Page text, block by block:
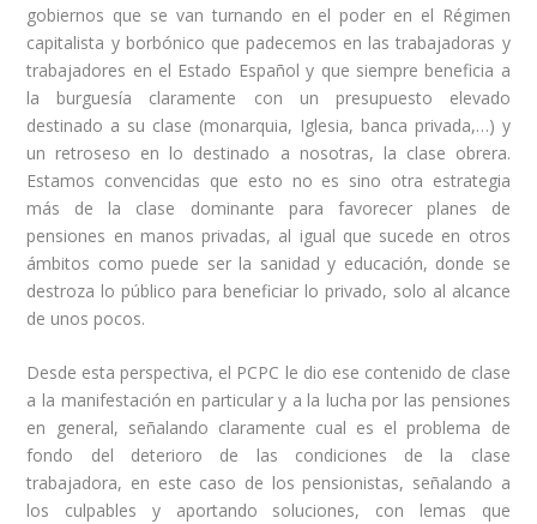
gobiernos que se van turnando en el poder en el Régimen
capitalista y borbónico que padecemos en las trabajadoras y
trabajadores en el Estado Español y que siempre beneficia a
la burguesía claramente con un presupuesto elevado
destinado a su clase (monarquia, Iglesia, banca privada,…) y
un retroseso en lo destinado a nosotras, la clase obrera.
Estamos convencidas que esto no es sino otra estrategia
más de la clase dominante para favorecer planes de
pensiones en manos privadas, al igual que sucede en otros
ámbitos como puede ser la sanidad y educación, donde se
destroza lo público para beneficiar lo privado, solo al alcance
de unos pocos.
Desde esta perspectiva, el PCPC le dio ese contenido de clase
a la manifestación en particular y a la lucha por las pensiones
en general, señalando claramente cual es el problema de
fondo del deterioro de las condiciones de la clase
trabajadora, en este caso de los pensionistas, señalando a
los culpables y aportando soluciones, con lemas que